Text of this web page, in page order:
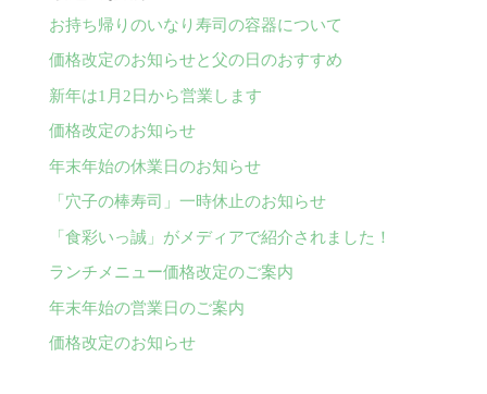
お持ち帰りのいなり寿司の容器について
価格改定のお知らせと父の日のおすすめ
新年は1月2日から営業します
価格改定のお知らせ
年末年始の休業日のお知らせ
「穴子の棒寿司」一時休止のお知らせ
「食彩いっ誠」がメディアで紹介されました！
ランチメニュー価格改定のご案内
年末年始の営業日のご案内
価格改定のお知らせ